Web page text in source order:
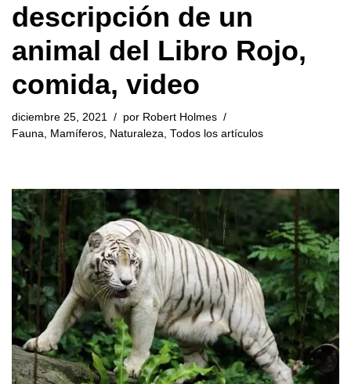
descripción de un
animal del Libro Rojo,
comida, video
diciembre 25, 2021 por Robert Holmes
Fauna, Mamíferos, Naturaleza, Todos los artículos